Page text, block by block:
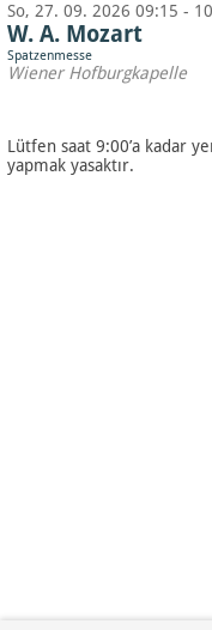
So, 27. 09. 2026 09:15 -
W. A. Mozart
Spatzenmesse
Wiener Hofburgkapelle
Lütfen saat 9:00’a kadar
yapmak yasaktır.